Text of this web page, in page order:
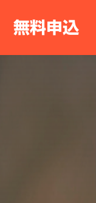
無料申込